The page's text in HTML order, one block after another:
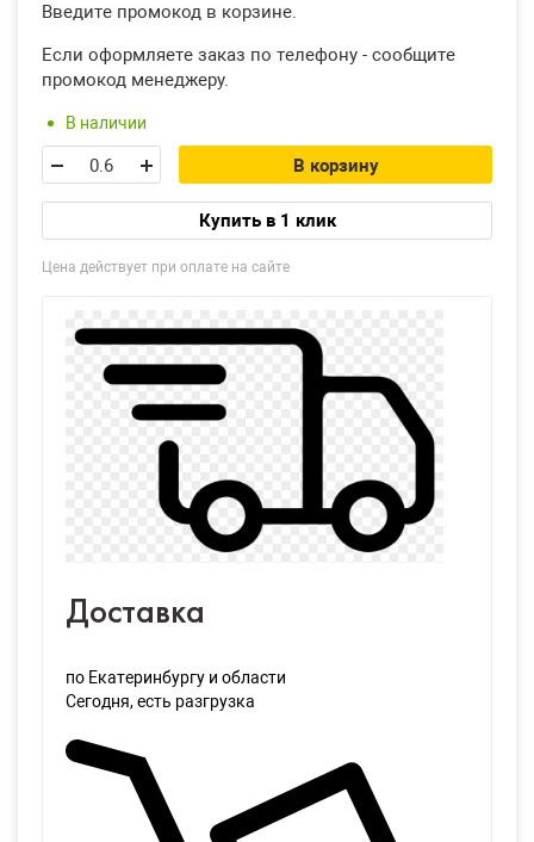
Введите промокод в корзине.
Если оформляете заказ по телефону - сообщите
промокод менеджеру.
В наличии
В корзину
Купить в 1 клик
Цена действует при оплате на сайте
Доставка
по Екатеринбургу и области
Сегодня, есть разгрузка